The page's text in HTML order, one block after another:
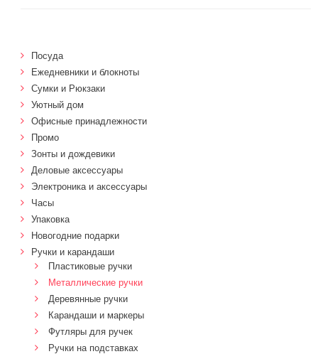
Посуда
Ежедневники и блокноты
Сумки и Рюкзаки
Уютный дом
Офисные принадлежности
Промо
Зонты и дождевики
Деловые аксессуары
Электроника и аксессуары
Часы
Упаковка
Новогодние подарки
Ручки и карандаши
Пластиковые ручки
Металлические ручки
Деревянные ручки
Карандаши и маркеры
Футляры для ручек
Ручки на подставках